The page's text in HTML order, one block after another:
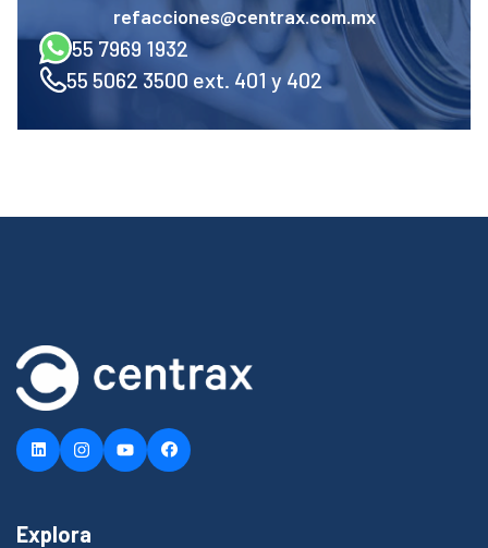
refacciones@centrax.com.mx
55 7969 1932
55 5062 3500 ext. 401 y 402
Explora